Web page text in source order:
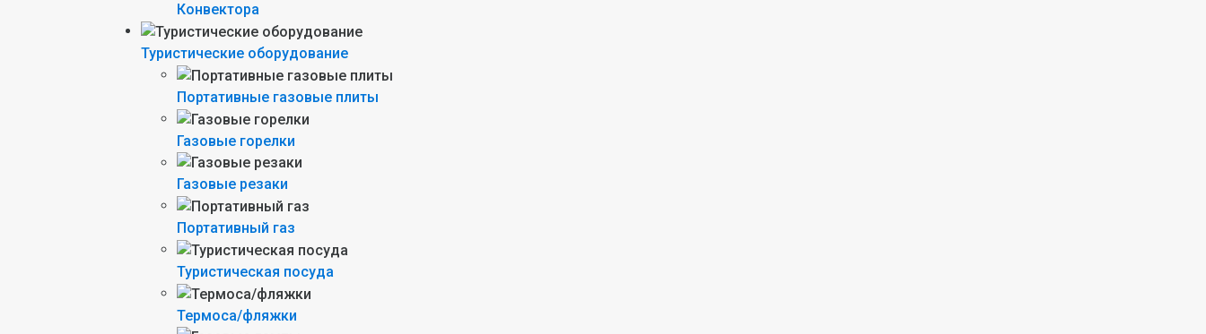
Конвектора
Туристические оборудование
Портативные газовые плиты
Газовые горелки
Газовые резаки
Портативный газ
Туристическая посуда
Термоса/фляжки